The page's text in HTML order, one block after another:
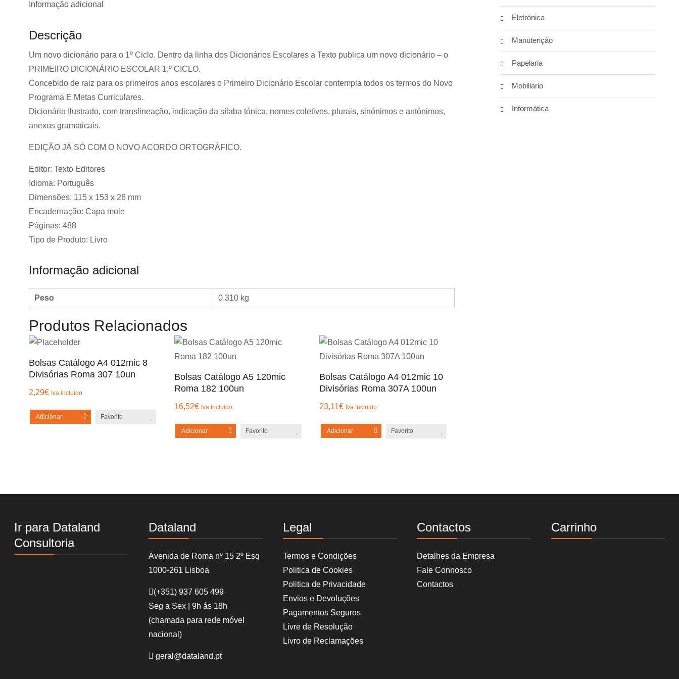
Informação adicional
Descrição
Um novo dicionário para o 1º Ciclo. Dentro da linha dos Dicionários Escolares a Texto publica um novo dicionário – o
PRIMEIRO DICIONÁRIO ESCOLAR 1.º CICLO.
Concebido de raiz para os primeiros anos escolares o Primeiro Dicionário Escolar contempla todos os termos do Novo
Programa E Metas Curriculares.
Dicionário Ilustrado, com translineação, indicação da sílaba tónica, nomes coletivos, plurais, sinónimos e antónimos,
anexos gramaticais.
EDIÇÃO JÁ SÓ COM O NOVO ACORDO ORTOGRÁFICO.
Editor: Texto Editores
Idioma: Português
Dimensões: 115 x 153 x 26 mm
Encadernação: Capa mole
Páginas: 488
Tipo de Produto: Livro
Informação adicional
Peso 0,310 kg
Produtos Relacionados
Bolsas Catálogo A4 012mic 8
Divisórias Roma 307 10un
2,29€ Iva Incluido
Adicionar Favorito
Bolsas Catálogo A5 120mic
Roma 182 100un
16,52€ Iva Incluido
Adicionar Favorito
Bolsas Catálogo A4 012mic 10
Divisórias Roma 307A 100un
23,11€ Iva Incluido
Adicionar Favorito
Eletrónica
Manutenção
Papelaria
Mobiliario
Informática
Ir para Dataland
Consultoria
Dataland
Avenida de Roma nº 15 2º Esq
1000-261 Lisboa
(+351) 937 605 499
Seg a Sex | 9h ás 18h
(chamada para rede móvel
nacional)
geral@dataland.pt
Legal
Termos e Condições
Politica de Cookies
Politica de Privacidade
Envios e Devoluções
Pagamentos Seguros
Livre de Resolução
Livro de Reclamações
Contactos
Detalhes da Empresa
Fale Connosco
Contactos
Carrinho